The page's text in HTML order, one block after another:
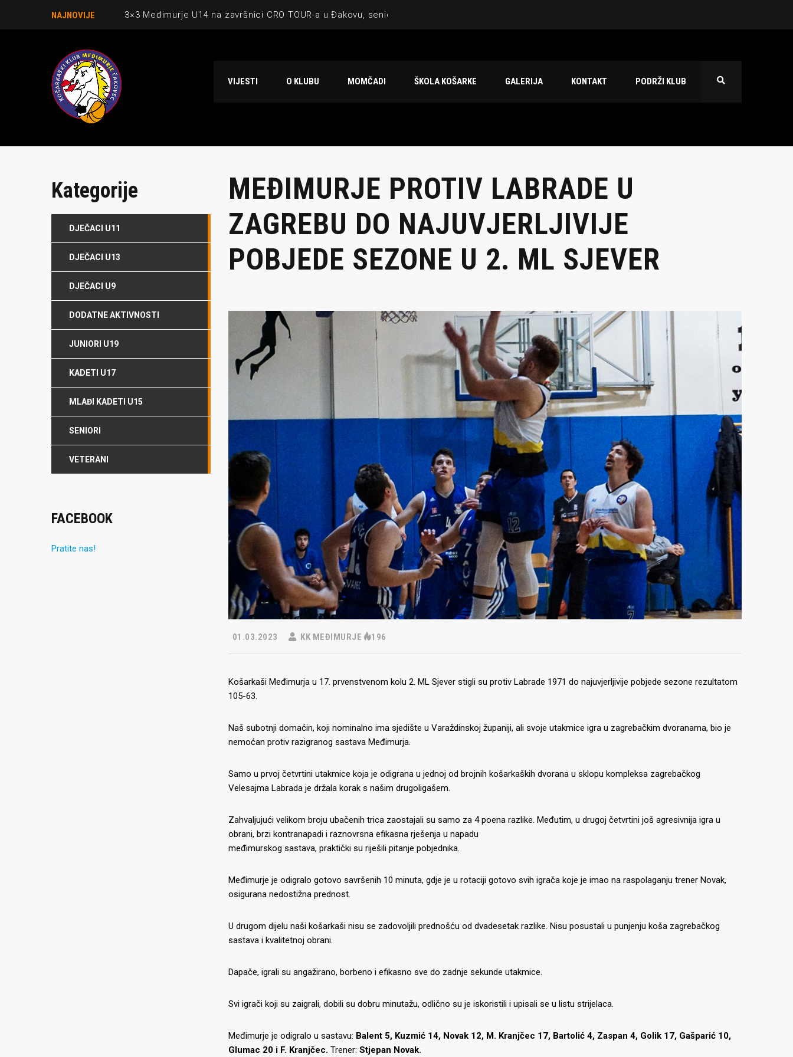
NAJNOVIJE 3×3 Međimurje U14 na završnici CRO TOUR-a u Đakovu, seniorska ekipa 3×3 osvojila Krbulju
Međimurje u revijalnoj utakmici ugostilo atraktivnu NCAA ekipu OBU Bison
VIJESTI O KLUBU MOMČADI ŠKOLA KOŠARKE GALERIJA KONTAKT PODRŽI KLUB
MEĐIMURJE PROTIV LABRADE U
ZAGREBU DO NAJUVJERLJIVIJE
POBJEDE SEZONE U 2. ML SJEVER
01.03.2023 KK MEĐIMURJE 196
Košarkaši Međimurja u 17. prvenstvenom kolu 2. ML Sjever stigli su protiv Labrade 1971 do najuvjerljivije pobjede sezone rezultatom
105-63.
Naš subotnji domaćin, koji nominalno ima sjedište u Varaždinskoj županiji, ali svoje utakmice igra u zagrebačkim dvoranama, bio je
nemoćan protiv razigranog sastava Međimurja.
Samo u prvoj četvrtini utakmice koja je odigrana u jednoj od brojnih košarkaških dvorana u sklopu kompleksa zagrebačkog
Velesajma Labrada je držala korak s našim drugoligašem.
Zahvaljujući velikom broju ubačenih trica zaostajali su samo za 4 poena razlike. Međutim, u drugoj četvrtini još agresivnija igra u
obrani, brzi kontranapadi i raznovrsna efikasna rješenja u napadu
međimurskog sastava, praktički su riješili pitanje pobjednika.
Međimurje je odigralo gotovo savršenih 10 minuta, gdje je u rotaciji gotovo svih igrača koje je imao na raspolaganju trener Novak,
osigurana nedostižna prednost.
U drugom dijelu naši košarkaši nisu se zadovoljili prednošću od dvadesetak razlike. Nisu posustali u punjenju koša zagrebačkog
sastava i kvalitetnoj obrani.
Dapače, igrali su angažirano, borbeno i efikasno sve do zadnje sekunde utakmice.
Svi igrači koji su zaigrali, dobili su dobru minutažu, odlično su je iskoristili i upisali se u listu strijelaca.
Međimurje je odigralo u sastavu: Balent 5, Kuzmić 14, Novak 12, M. Kranjčec 17, Bartolić 4, Zaspan 4, Golik 17, Gašparić 10,
Glumac 20 i F. Kranjčec. Trener: Stjepan Novak.
Kategorije
DJEČACI U11
DJEČACI U13
DJEČACI U9
DODATNE AKTIVNOSTI
JUNIORI U19
KADETI U17
MLAĐI KADETI U15
SENIORI
VETERANI
FACEBOOK
Pratite nas!